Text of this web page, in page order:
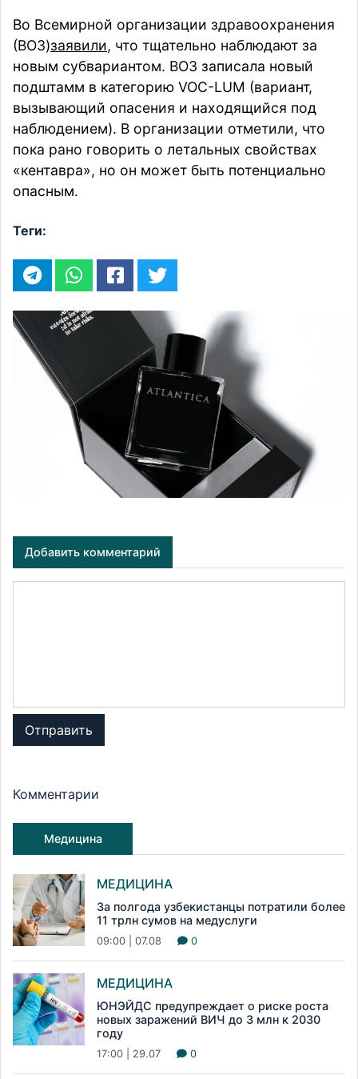
Во Всемирной организации здравоохранения
(ВОЗ)заявили, что тщательно наблюдают за
новым субвариантом. ВОЗ записала новый
подштамм в категорию VOC-LUM (вариант,
вызывающий опасения и находящийся под
наблюдением). В организации отметили, что
пока рано говорить о летальных свойствах
«кентавра», но он может быть потенциально
опасным.
Теги:
Добавить комментарий
Отправить
Комментарии
Медицина
МЕДИЦИНА
За полгода узбекистанцы потратили более
11 трлн сумов на медуслуги
09:00 | 07.08 0
МЕДИЦИНА
ЮНЭЙДС предупреждает о риске роста
новых заражений ВИЧ до 3 млн к 2030
году
17:00 | 29.07 0